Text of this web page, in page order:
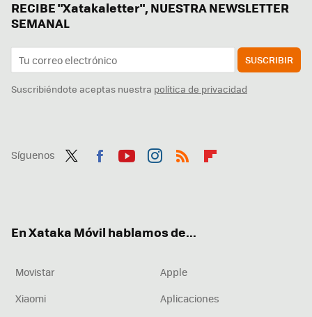
RECIBE "Xatakaletter", NUESTRA NEWSLETTER
SEMANAL
SUSCRIBIR
Suscribiéndote aceptas nuestra política de privacidad
Síguenos
En Xataka Móvil hablamos de...
Movistar
Apple
Xiaomi
Aplicaciones